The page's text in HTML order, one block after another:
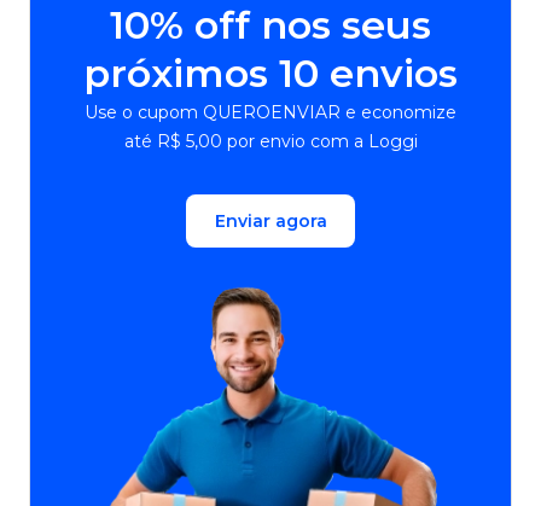
10% off nos seus
próximos 10 envios
Use o cupom QUEROENVIAR e economize
até R$ 5,00 por envio com a Loggi
Enviar agora